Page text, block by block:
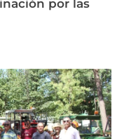
por las